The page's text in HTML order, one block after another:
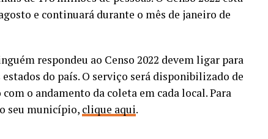
e continuará durante o mês de janeiro de
respondeu ao Censo 2022 devem ligar para
do país. O serviço será disponibilizado de
o andamento da coleta em cada local. Para
seu município, clique aqui.